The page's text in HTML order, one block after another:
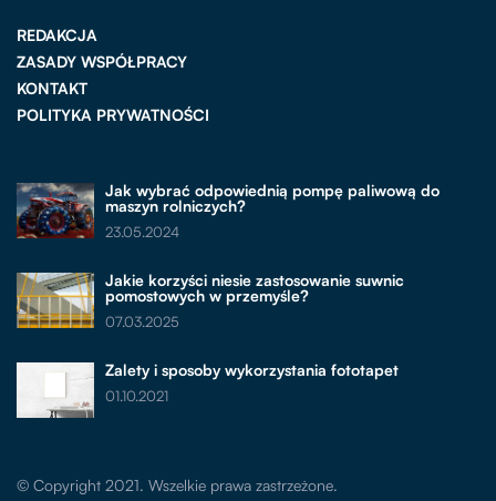
REDAKCJA
ZASADY WSPÓŁPRACY
KONTAKT
POLITYKA PRYWATNOŚCI
Jak wybrać odpowiednią pompę paliwową do
maszyn rolniczych?
23.05.2024
Jakie korzyści niesie zastosowanie suwnic
pomostowych w przemyśle?
07.03.2025
Zalety i sposoby wykorzystania fototapet
01.10.2021
© Copyright 2021. Wszelkie prawa zastrzeżone.